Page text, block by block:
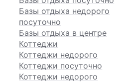
Базы отдыха недорого
посуточно
Базы отдыха в центре
Коттеджи
Коттеджи недорого
Коттеджи посуточно
Коттеджи недорого